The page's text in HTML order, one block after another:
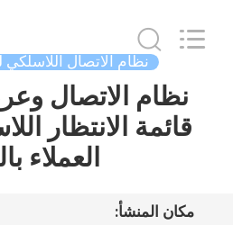
الصفحة
الرئيسية
نظام الاتصال اللاسلكي
نظام الاتصال
قائمة الانتظار
العملاء
مكان المنشأ: